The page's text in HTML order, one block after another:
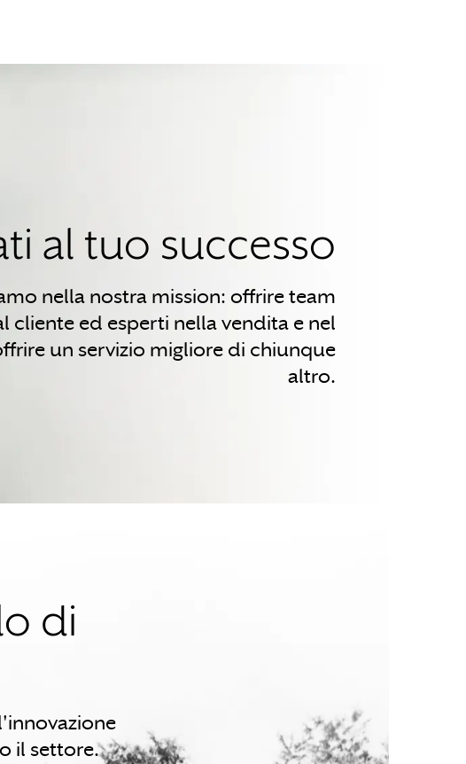
al tuo successo
nella nostra mission: offrire team
cliente ed esperti nella vendita e nel
un servizio migliore di chiunque
altro.
di
il settore.